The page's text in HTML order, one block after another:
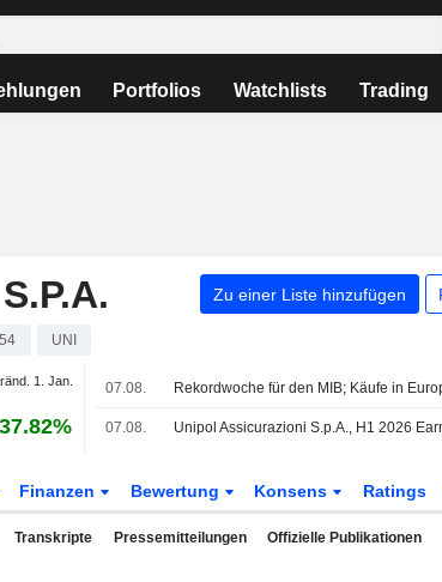
Portfolios Watchlists Trading
Zu einer Liste hinzufügen
UNI
1. Jan. 07.08. Rekordwoche für den MIB; Käufe in
07.08.
Finanzen Bewertung Konsens Ratings
Transkripte Pressemitteilungen Offizielle Publikationen